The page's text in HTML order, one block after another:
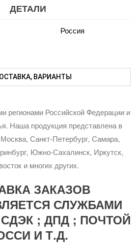
ДЕТАЛИ
Россия
ВАРИАНТЫ
регионами Российской Федерации и
Наша продукция представлена в
Москва, Санкт-Петербург, Самара,
Южно-Сахалинск, Иркутск,
и многих других.
ЗАКАЗОВ
СЛУЖБАМИ
; ДПД ; ПОЧТОЙ
И Т.Д.